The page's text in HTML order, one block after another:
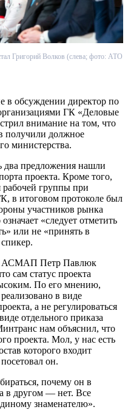
Григорий Волков (слева; фото: ATO
в обсуждении директор по
ГК «Деловые
внимание на том, что
получили должное
министерства.
два предложения нашли
проекта. Кроме того,
рабочей группы при
в итоговом протоколе был
участников рынка
«следует отметить
или не «принять в
АСМАП Петр Павлюк
сам статус проекта
По его мнению,
в виде
а не регулироваться
отдельного приказа
нам объяснил, что
проекта. Мол, у нас есть
которого входит
он.
почему он в
в другом — нет. Все
знаменателю».